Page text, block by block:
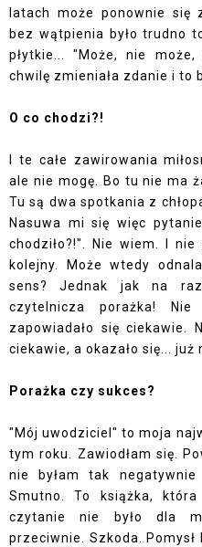
latach może ponownie się
bez wątpienia było trudno
płytkie... "Może, nie
chwilę zmieniała zdanie i to
O co chodzi?!
I te całe zawirowania
ale nie mogę. Bo tu nie ma
Tu są dwa spotkania z
Nasuwa mi się więc
chodziło?!". Nie wiem. I
kolejny. Może wtedy
sens? Jednak jak na
czytelnicza porażka!
zapowiadało się ciekawie.
ciekawie, a okazało się...
Porażka czy sukces?
"Mój uwodziciel" to moja
tym roku. Zawiodłam się.
nie byłam tak negatywnie
Smutno. To książka,
czytanie nie było dla
przeciwnie. Szkoda.